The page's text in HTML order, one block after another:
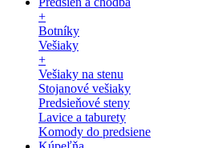
+
Botníky
Vešiaky
+
Vešiaky na stenu
Stojanové vešiaky
Predsieňové steny
Lavice a taburety
Komody do predsiene